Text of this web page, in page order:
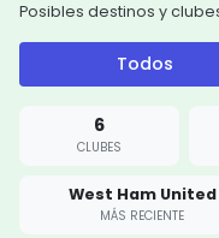
Posibles destinos y
Todos
6
CLUBES
West Ham United
MÁS RECIENTE